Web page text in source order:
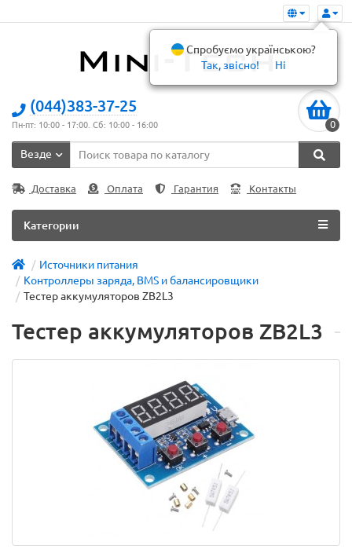
(044)383-37-25
Пн-пт: 10:00 - 17:00. Сб: 10:00 - 16:00 0
Везде
Доставка Оплата Гарантия Контакты
Категории
Источники питания
Контроллеры заряда, BMS и балансировщики
Тестер аккумуляторов ZB2L3
Тестер аккумуляторов ZB2L3
Спробуємо українською?
Так, звісно!
Ні